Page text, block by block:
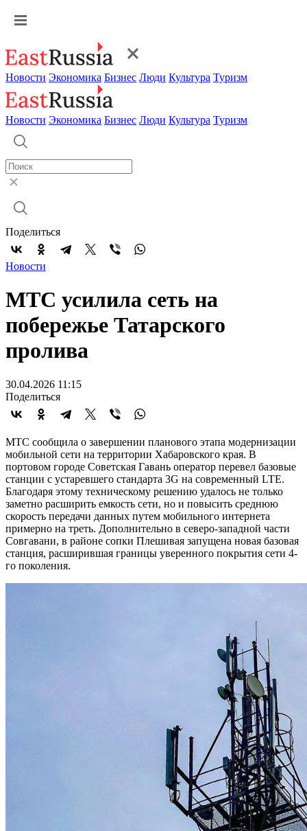
Новости Экономика Бизнес Люди Культура Туризм
Новости Экономика Бизнес Люди Культура Туризм
Поделиться
Новости
МТС усилила сеть на
побережье Татарского
пролива
30.04.2026 11:15
Поделиться
МТС сообщила о завершении планового этапа модернизации
мобильной сети на территории Хабаровского края. В
портовом городе Советская Гавань оператор перевел базовые
станции с устаревшего стандарта 3G на современный LTE.
Благодаря этому техническому решению удалось не только
заметно расширить емкость сети, но и повысить среднюю
скорость передачи данных путем мобильного интернета
примерно на треть. Дополнительно в северо-западной части
Совгавани, в районе сопки Плешивая запущена новая базовая
станция, расширившая границы уверенного покрытия сети 4-
го поколения.